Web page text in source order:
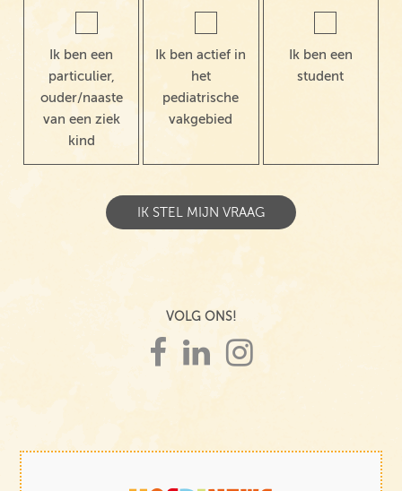
Ik ben een
particulier,
ouder/naaste
van een ziek
kind
Ik ben actief in
het
pediatrische
vakgebied
Ik ben een
student
VOLG ONS!